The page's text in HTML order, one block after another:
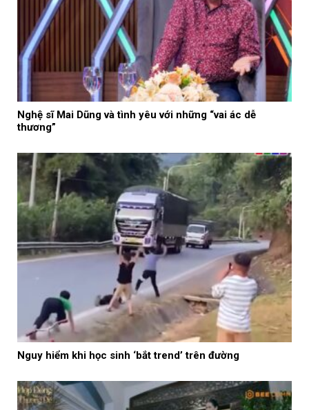
Nghệ sĩ Mai Dũng và tình yêu với những “vai ác dễ
thương”
Nguy hiểm khi học sinh ‘bắt trend’ trên đường